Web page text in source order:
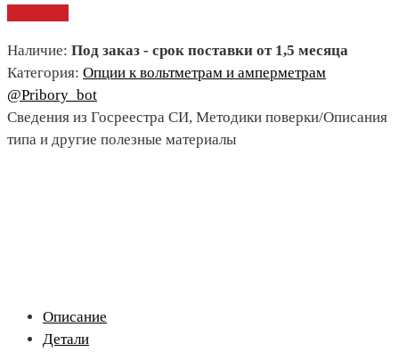
Наличие: Под заказ - срок поставки от 1,5 месяца
Категория: Опции к вольтметрам и амперметрам
@Pribory_bot
Сведения из Госреестра СИ, Методики поверки/Описания
типа и другие полезные материалы
Описание
Детали